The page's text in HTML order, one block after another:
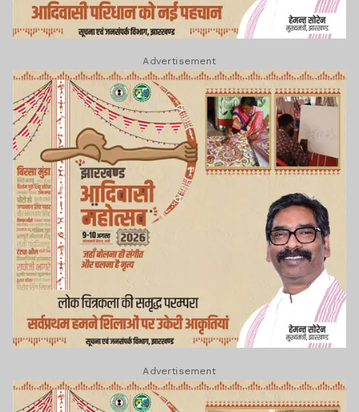
Advertisement
Advertisement